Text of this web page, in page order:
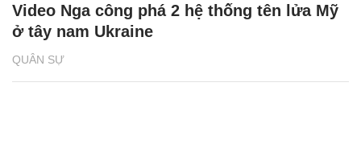
QUÂN SỰ
Video Nga công phá 2 hệ thống tên lửa Mỹ
ở tây nam Ukraine